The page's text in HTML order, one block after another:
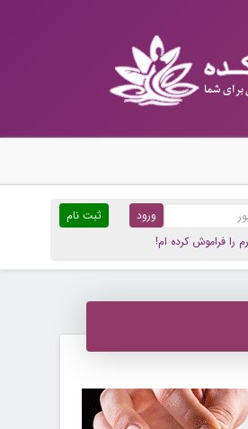
ثبت نام
را فراموش کرده ام!